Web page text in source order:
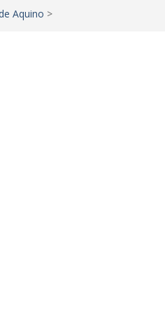
Aquino >